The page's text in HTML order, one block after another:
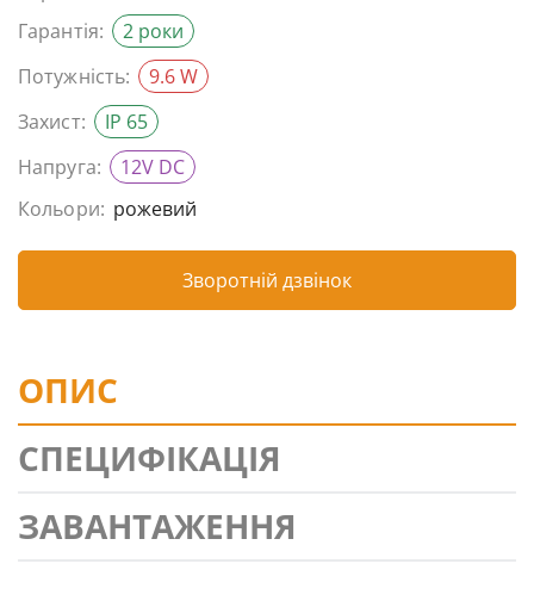
Гарантія:
2 роки
Потужність:
9.6 W
Захист:
IP 65
Напруга:
12V DC
Кольори: рожевий
Зворотній дзвінок
ОПИС
СПЕЦИФІКАЦІЯ
ЗАВАНТАЖЕННЯ